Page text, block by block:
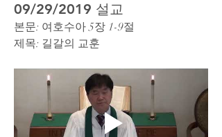
09/29/2019 설교
본문: 여호수아 5장 1-9절
제목: 길갈의 교훈